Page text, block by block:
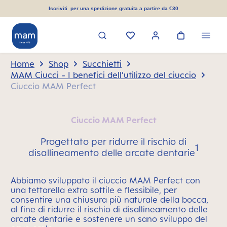
principaleIscriviti per una spedizione gratuita a partire da €30
Home Shop
Succhietti
MAM Ciucci - I benefici dell’utilizzo del ciuccio
Ciuccio MAM Perfect
Ciuccio MAM Perfect
Progettato per ridurre il rischio di
disallineamento delle arcate dentarie1
Abbiamo sviluppato il ciuccio MAM Perfect con
una tettarella extra sottile e flessibile, per
consentire una chiusura più naturale della bocca,
al fine di ridurre il rischio di disallineamento delle
arcate dentarie e sostenere un sano sviluppo del